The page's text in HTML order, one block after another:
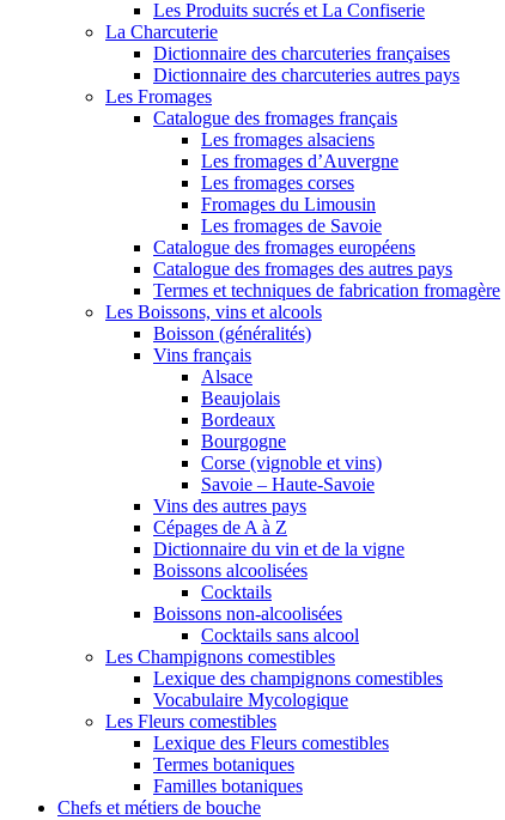
Les Produits sucrés et La Confiserie
La Charcuterie
Dictionnaire des charcuteries françaises
Dictionnaire des charcuteries autres pays
Les Fromages
Catalogue des fromages français
Les fromages alsaciens
Les fromages d’Auvergne
Les fromages corses
Fromages du Limousin
Les fromages de Savoie
Catalogue des fromages européens
Catalogue des fromages des autres pays
Termes et techniques de fabrication fromagère
Les Boissons, vins et alcools
Boisson (généralités)
Vins français
Alsace
Beaujolais
Bordeaux
Bourgogne
Corse (vignoble et vins)
Savoie – Haute-Savoie
Vins des autres pays
Cépages de A à Z
Dictionnaire du vin et de la vigne
Boissons alcoolisées
Cocktails
Boissons non-alcoolisées
Cocktails sans alcool
Les Champignons comestibles
Lexique des champignons comestibles
Vocabulaire Mycologique
Les Fleurs comestibles
Lexique des Fleurs comestibles
Termes botaniques
Familles botaniques
Chefs et métiers de bouche